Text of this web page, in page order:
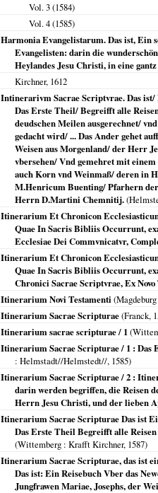
Vol. 3 (1584)
Vol. 4 (1585)
Harmonia Evangelistarum. Das ist, Ein
Evangelisten: darin die
Heylandes Jesu Christi, in eine
Kirchner, 1612
Intinerarivm Sacrae Scriptvrae. Das
Das Erste Theil/ Begreifft alle
deudschen Meilen ausgerechnet/
gedacht wird/ ... Das Ander gehet
Weisen aus Morgenland/ der Herr
vbersehen/ Vnd gemehret mit
auch Korn vnd Weinmaß/ deren in
M.Henricum Buenting/ Pfarhern
Herrn D.Martini Chemnitij.(
Itinerarium Et Chronicon
Quae In Sacris Bibliis Occurrunt,
Ecclesiae Dei Commvnicatvr,
Itinerarium Et Chronicon
Quae In Sacris Bibliis Occurrunt,
Chronici Sacrae Scriptvrae, Ex
Itinerarium Novi Testamenti (Magdeburg
Itinerarium Sacrae Scripturae(Franck,
Itinerarium sacrae scripturae / 1(
Itinerarium Sacrae Scripturae / 1 : Das
: Helmstadt//Helmstedt//, 1585)
Itinerarium Sacrae Scripturae / 2 :
darin werden begriffen, die Reisen
Herrn Jesu Christi, und der lieben
Itinerarium Sacrae Scripturae Das ist
Das Erste Theil Begreifft alle
(Wittemberg : Krafft Kirchner, 1587)
Itinerarium Sacrae Scripturae, das ist
Das ist: Ein Reisebuch Vber das
Jungfrawen Mariae, Josephs, der